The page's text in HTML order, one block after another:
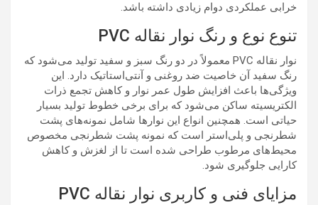
خرابی عملکردی دوام زیادی داشته باشد.
تنوع نوع و رنگ نوار نقاله PVC
نوار نقاله PVC معمولاً در دو رنگ سبز و سفید تولید می‌شود که
رنگ سفید آن خاصیت ضد روغنی و آنتی‌استاتیک دارد. این
ویژگی‌ها باعث افزایش طول عمر نوار و کاهش تجمع ذرات
الکتریسیته ساکن می‌شود که برای برخی خطوط تولید بسیار
حیاتی است. همچنین انواع این نوارها شامل نمونه‌های پشت
شطرنجی و پلی‌استر است که نمونه پشت شطرنجی مخصوص
محیط‌های مرطوب طراحی شده است تا از لغزش و کاهش
کارایی جلوگیری شود.
مزایای فنی و کاربری نوار نقاله PVC